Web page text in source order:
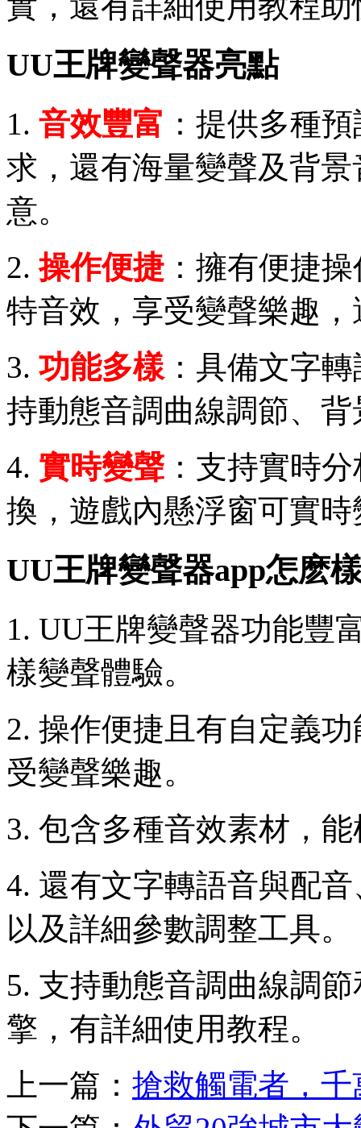
UU王牌變聲器亮點
1. 音效豐富 ：提供多種
求，還有海量變聲及背
意。
2.操作便捷 ：擁有便捷
特音效，享受變聲樂趣
3. 功能多樣 ：具備文字
持動態音調曲線調節、
4. 實時變聲：支持實時
換，遊戲內懸浮窗可實
UU王牌變聲器app怎麽
1. UU王牌變聲器功能豐
樣變聲體驗。
2. 操作便捷且有自定義
受變聲樂趣。
3. 包含多種音效素材，
4. 還有文字轉語音與配
以及詳細參數調整工具。
5. 支持動態音調曲線調
擎，有詳細使用教程。
上一篇： 搶救觸電者，